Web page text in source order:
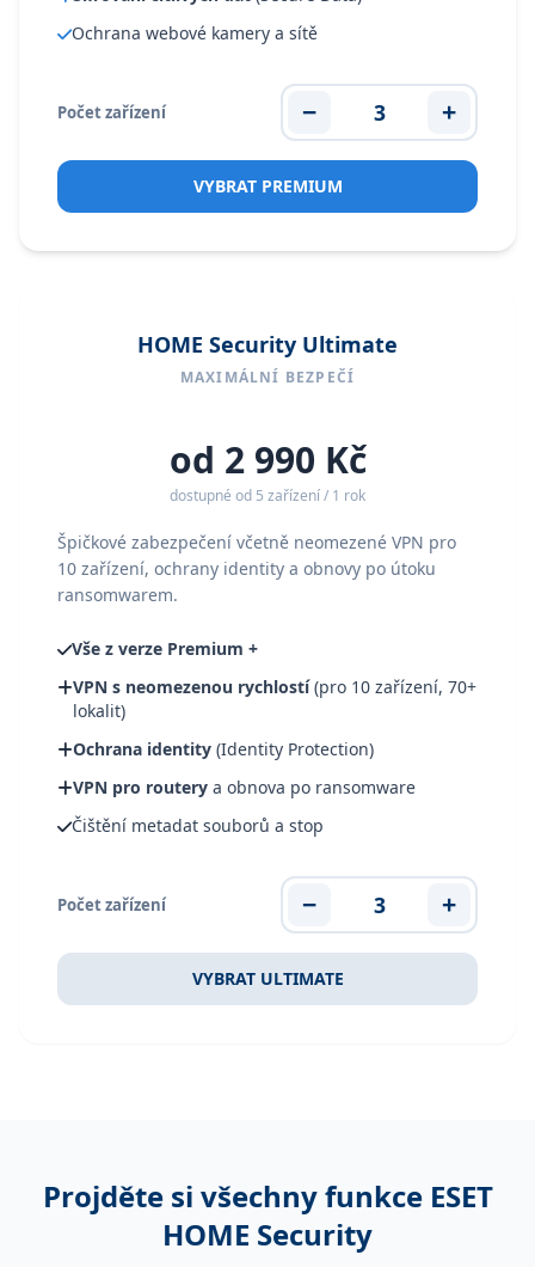
Ochrana webové kamery a sítě
Počet zařízení − 3 +
VYBRAT PREMIUM
HOME Security Ultimate
MAXIMÁLNÍ BEZPEČÍ
od 2 990 Kč
dostupné od 5 zařízení / 1 rok
Špičkové zabezpečení včetně neomezené VPN pro
10 zařízení, ochrany identity a obnovy po útoku
ransomwarem.
Vše z verze Premium +
VPN s neomezenou rychlostí(pro 10 zařízení, 70+
lokalit)
Ochrana identity (Identity Protection)
VPN pro routery a obnova po ransomware
Čištění metadat souborů a stop
Počet zařízení − 3 +
VYBRAT ULTIMATE
Projděte si všechny funkce ESET
HOME Security